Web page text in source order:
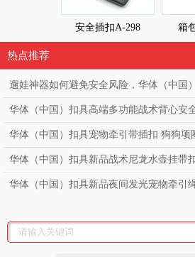
安全插扣A-298 箱
热点推荐
遛娃神器如何避免安全风险，华体（中国
高端童车必备亲肤款童车安全扣。
华体（中国）扣具高端多功能战术背心安
扣，勤务透气战术背心调节扣，突击战术
华体（中国）扣具宠物牵引带插扣 狗狗项
项圈狗带可贴LOGO 塑料插扣
华体（中国）扣具新品战术尼龙水壶挂带
山水瓶扣挂绳 多功能织带腰带扣
华体（中国）扣具新品夜间发光宠物牵引